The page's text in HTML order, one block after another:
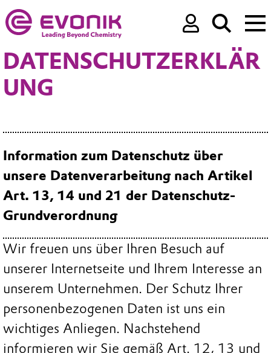
DATENSCHUTZERKLÄR
UNG
Information zum Datenschutz über
unsere Datenverarbeitung nach Artikel
Art. 13, 14 und 21 der Datenschutz-
Grundverordnung
Wir freuen uns über Ihren Besuch auf
unserer Internetseite und Ihrem Interesse an
unserem Unternehmen. Der Schutz Ihrer
personenbezogenen Daten ist uns ein
wichtiges Anliegen. Nachstehend
informieren wir Sie gemäß Art. 12, 13 und